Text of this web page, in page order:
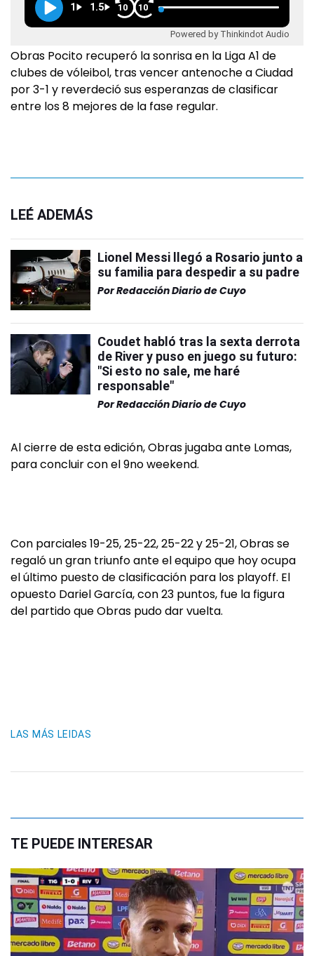
1 1.5 10 10
Powered by Thinkindot Audio
Obras Pocito recuperó la sonrisa en la Liga A1 de
clubes de vóleibol, tras vencer antenoche a Ciudad
por 3-1 y reverdeció sus esperanzas de clasificar
entre los 8 mejores de la fase regular.
LEÉ ADEMÁS
Lionel Messi llegó a Rosario junto a
su familia para despedir a su padre
PorRedacción Diario de Cuyo
Coudet habló tras la sexta derrota
de River y puso en juego su futuro:
"Si esto no sale, me haré
responsable"
PorRedacción Diario de Cuyo
Al cierre de esta edición, Obras jugaba ante Lomas,
para concluir con el 9no weekend.
Con parciales 19-25, 25-22, 25-22 y 25-21, Obras se
regaló un gran triunfo ante el equipo que hoy ocupa
el último puesto de clasificación para los playoff. El
opuesto Dariel García, con 23 puntos, fue la figura
del partido que Obras pudo dar vuelta.
LAS MÁS LEIDAS
TE PUEDE INTERESAR